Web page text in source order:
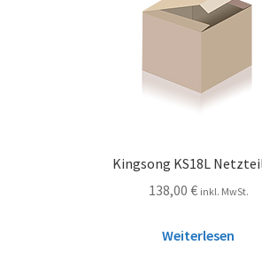
Kingsong KS18L
138,00 € inkl. MwSt.
Weiterlesen